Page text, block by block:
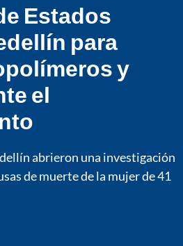
Estados
para
y
el
abrieron una investigación
de muerte de la mujer de 41